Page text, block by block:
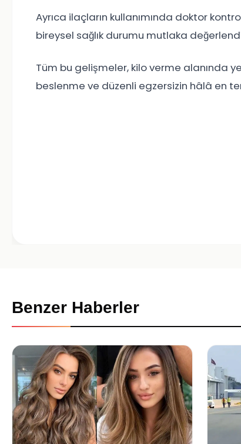
Ayrıca ilaçların kullanımında doktor
bireysel sağlık durumu mutlaka
Tüm bu gelişmeler, kilo verme alanında
beslenme ve düzenli egzersizin hâlâ en
Benzer Haberler